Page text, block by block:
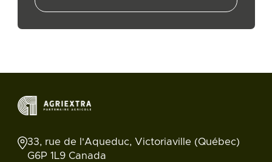
33, rue de l'Aqueduc, Victoriaville (Québec)
G6P 1L9 Canada